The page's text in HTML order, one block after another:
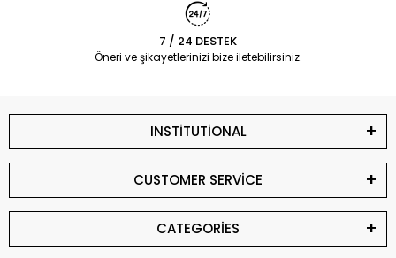
7 / 24 DESTEK
Öneri ve şikayetlerinizi bize iletebilirsiniz.
INSTİTUTİONAL
CUSTOMER SERVİCE
CATEGORİES